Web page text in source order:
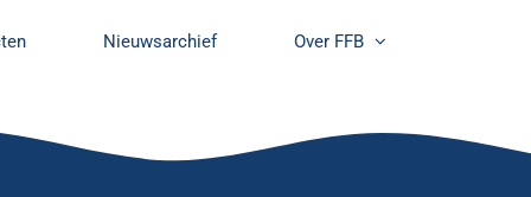
Nieuwsarchief Over FFB